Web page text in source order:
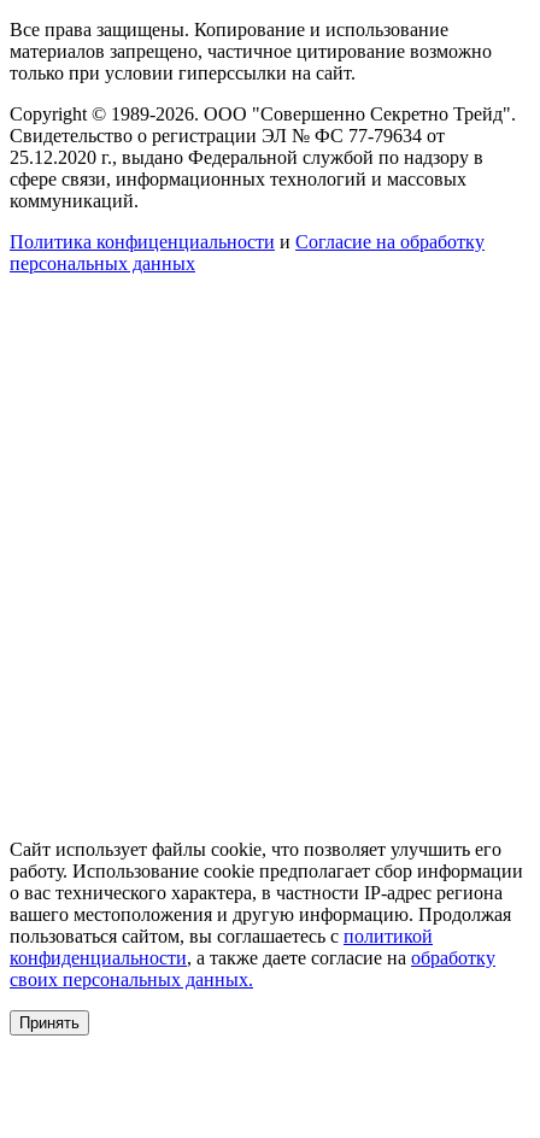
Все права защищены. Копирование и использование
материалов запрещено, частичное цитирование возможно
только при условии гиперссылки на сайт.
Copyright © 1989-2026. ООО "Совершенно Секретно Трейд".
Свидетельство о регистрации ЭЛ № ФС 77-79634 от
25.12.2020 г., выдано Федеральной службой по надзору в
сфере связи, информационных технологий и массовых
коммуникаций.
Политика конфиценциальности и Согласие на обработку
персональных данных
Сайт использует файлы cookie, что позволяет улучшить его
работу. Использование cookie предполагает сбор информации
о вас технического характера, в частности IP-адрес региона
вашего местоположения и другую информацию. Продолжая
пользоваться сайтом, вы соглашаетесь с политикой
конфиденциальности, а также даете согласие на обработку
своих персональных данных.
Принять